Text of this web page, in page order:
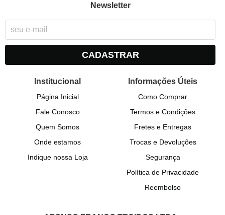
Newsletter
CADASTRAR
Institucional
Página Inicial
Fale Conosco
Quem Somos
Onde estamos
Indique nossa Loja
Informações Úteis
Como Comprar
Termos e Condições
Fretes e Entregas
Trocas e Devoluções
Segurança
Política de Privacidade
Reembolso